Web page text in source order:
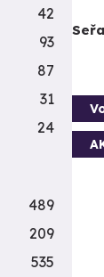
42
93
87
31
24
489
209
535